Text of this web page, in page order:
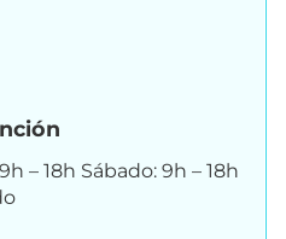
– 18h Sábado: 9h – 18h